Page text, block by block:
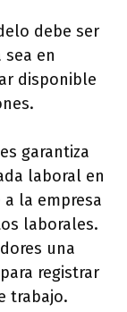
debe ser
en
disponible
garantiza
laboral en
la empresa
laborales.
una
registrar
trabajo.